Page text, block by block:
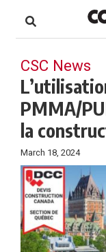
content
Footer
CSC News
PMMA/
la
March 18, 2024